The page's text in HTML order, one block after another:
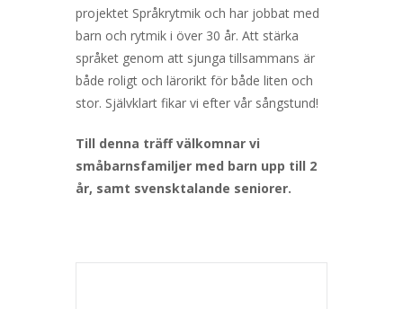
projektet Språkrytmik och har jobbat med
barn och rytmik i över 30 år. Att stärka
språket genom att sjunga tillsammans är
både roligt och lärorikt för både liten och
stor. Självklart fikar vi efter vår sångstund!
Till denna träff välkomnar vi
småbarnsfamiljer med barn upp till 2
år, samt svensktalande seniorer.